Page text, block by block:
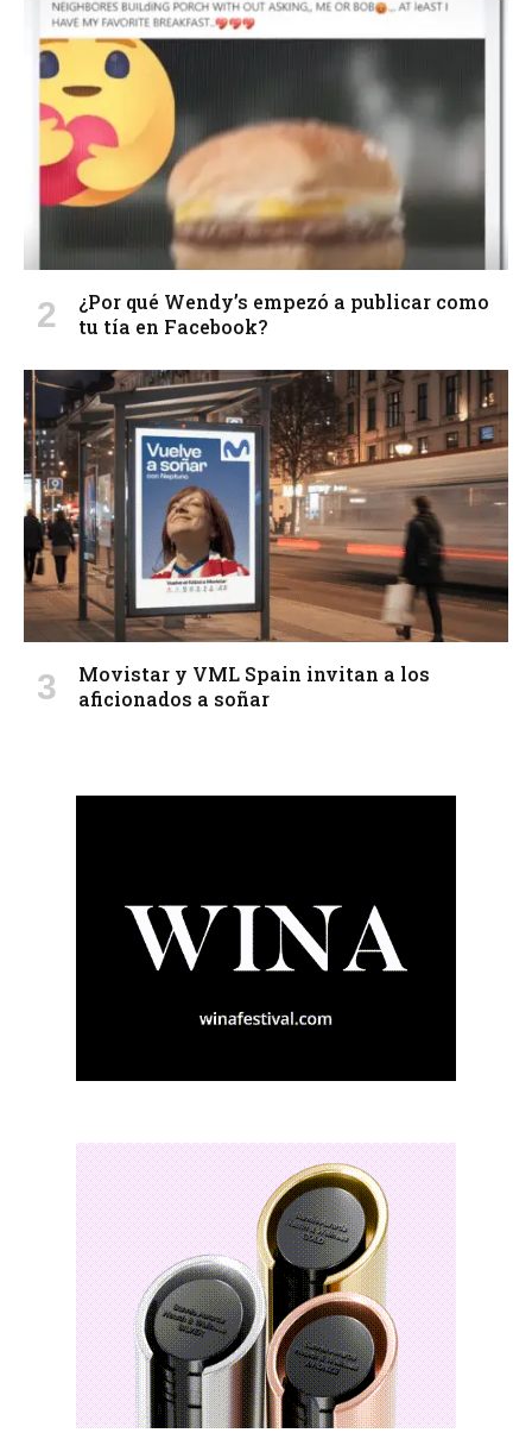
¿Por qué Wendy’s empezó a publicar como
tu tía en Facebook?
Movistar y VML Spain invitan a los
aficionados a soñar